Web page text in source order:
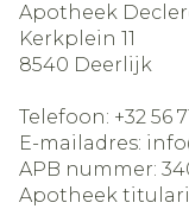
Apotheek
Kerkplein 11
8540 Deerlijk
Telefoon: +32 56
E-mailadres:
APB nummer:
Apotheek